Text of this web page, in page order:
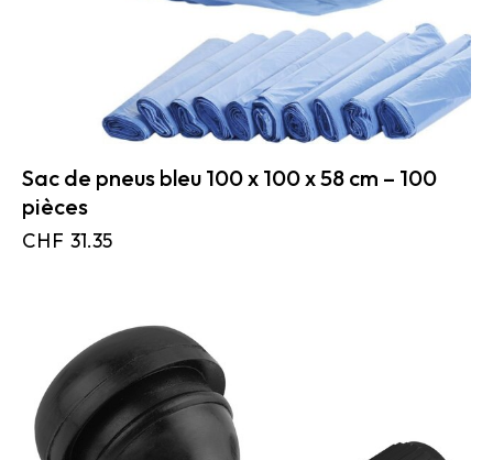
Sac de pneus bleu 100 x 100 x 58 cm – 100
pièces
CHF 31.35